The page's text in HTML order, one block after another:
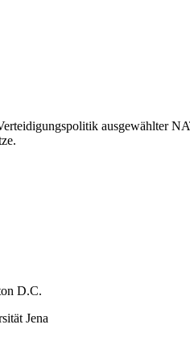
ausgewählter
D.C.
Jena